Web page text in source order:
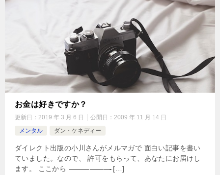
お金は好きですか？
更新日： 2019 年 3 月 6 日 公開日： 2009 年 11 月 14 日
メンタル
ダン・ケネディー
ダイレクト出版の小川さんがメルマガで 面白い記事を書い
ていました。なので、 許可をもらって、あなたにお届けし
ます。 ここから ——————̵ […]